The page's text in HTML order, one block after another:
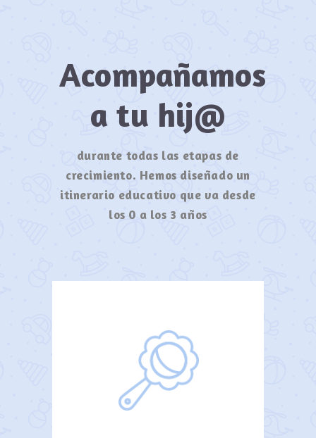
Acompañamos
a tu hij@
durante todas las etapas de
crecimiento. Hemos diseñado un
itinerario educativo que va desde
los 0 a los 3 años